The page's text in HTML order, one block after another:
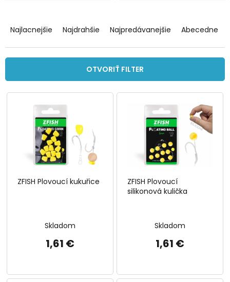
a
e
n
e
p
Najlacnejšie Najdrahšie Najpredávanejšie Abecedne
OTVORIŤ FILTER
V
ZFISH Plovoucí kukuřice
Skladom
1,61 €
ZFISH Plovoucí
silikonová kulička
Skladom
1,61 €